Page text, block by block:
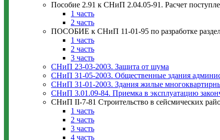
Пособие 2.91 к СНиП 2.04.05-91. Расчет
1 часть
2 часть
ПОСОБИЕ к СНиП 11-01-95 по разработке
1 часть
2 часть
3 часть
СНиП 23-03-2003. Защита от шума
СНиП 31-05-2003. Общественные здания
СНиП 31-01-2003. Здания жилые
СНиП 3.01.09-84. Приемка в эксплуатацию
СНиП II-7-81 Строительство в сейсмических
1 часть
2 часть
3 часть
4 часть